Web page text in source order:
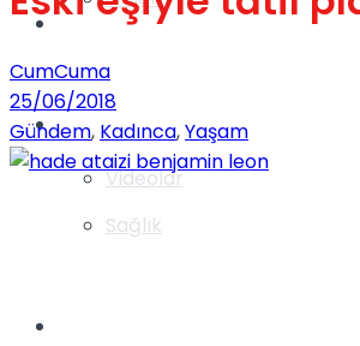
Videolar
Gündem
Yaşam
Sağlık
CumCuma
25/06/2018
Gündem, Kadınca,Yaşam